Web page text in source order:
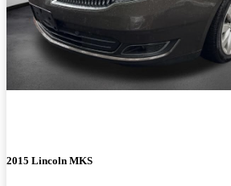
2015 Lincoln MKS